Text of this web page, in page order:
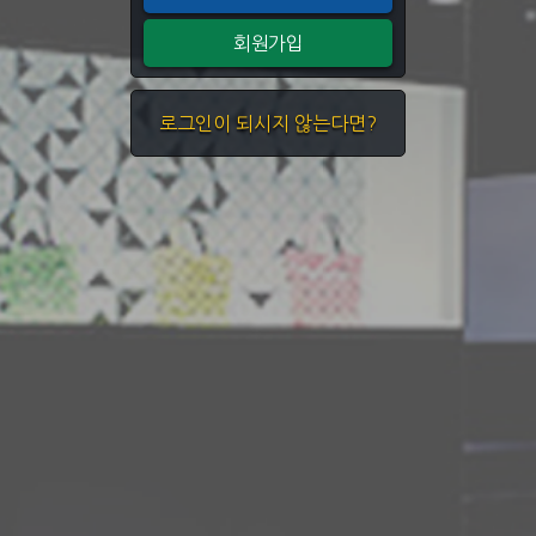
회원가입
로그인이 되시지 않는다면?